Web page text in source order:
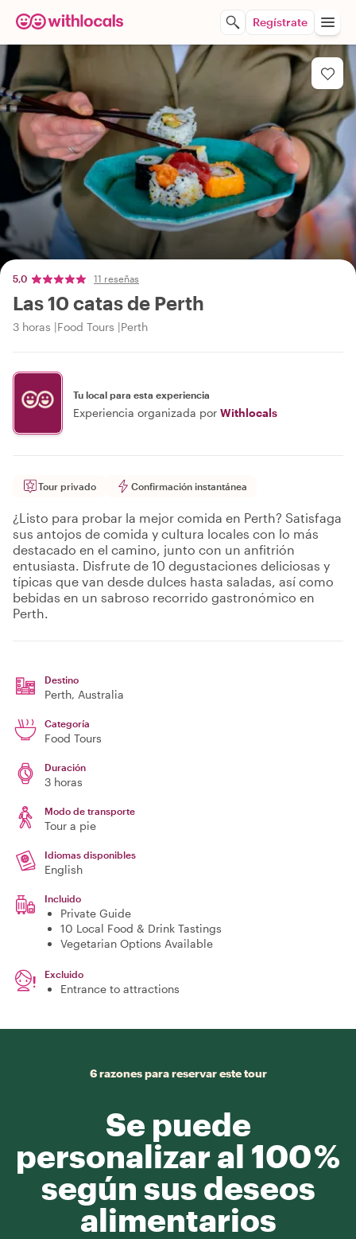
Regístrate
5,0 11 reseñas
Las 10 catas de Perth
3 horas Food Tours Perth
Tu local para esta experiencia
Experiencia organizada por Withlocals
Tour privado Confirmación instantánea
¿Listo para probar la mejor comida en Perth? Satisfaga
sus antojos de comida y cultura locales con lo más
destacado en el camino, junto con un anfitrión
entusiasta. Disfrute de 10 degustaciones deliciosas y
típicas que van desde dulces hasta saladas, así como
bebidas en un sabroso recorrido gastronómico en
Perth.
Destino
Perth, Australia
Categoría
Food Tours
Duración
3 horas
Modo de transporte
Tour a pie
Idiomas disponibles
English
Incluido
Private Guide
10 Local Food & Drink Tastings
Vegetarian Options Available
Excluido
Entrance to attractions
6 razones para reservar este tour
Se puede
personalizar al 100 %
según sus deseos
alimentarios